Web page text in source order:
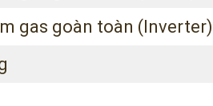
gas goàn toàn (Inverter)